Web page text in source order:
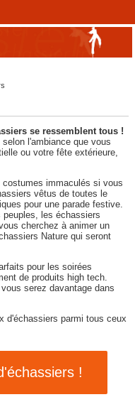
se ressemblent tous !
l'ambiance que vous
ou votre fête extérieure,
immaculés si vous
vêtus de toutes le
pour une parade festive.
les échassiers
cherchez à animer un
Nature qui seront
pour les soirées
de produits high tech.
serez davantage dans
d'échassiers parmi tous ceux
!